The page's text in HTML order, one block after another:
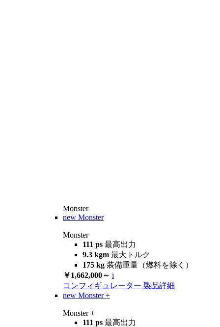
Monster
new Monster
Monster
111 ps 最高出力
9.3 kgm 最大トルク
175 kg 装備重量（燃料を除く）
￥1,662,000～ i
コンフィギュレーター 製品詳細
new Monster +
Monster +
111 ps 最高出力